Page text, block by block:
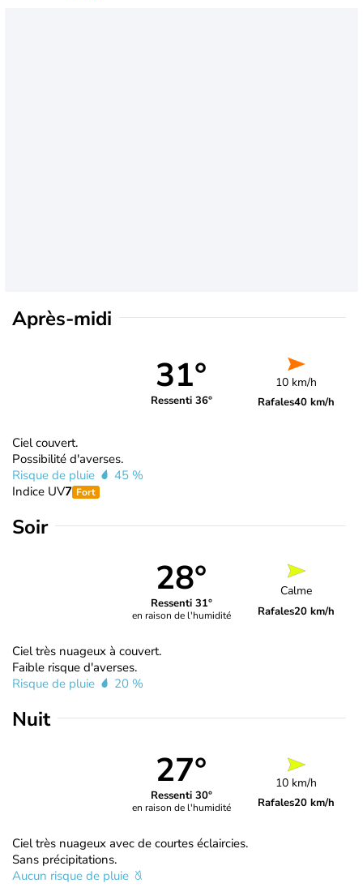
Après-midi
31°
Ressenti 36°
10 km/h
Rafales40 km/h
Ciel couvert.
Possibilité d'averses.
Risque de pluie
45 %
Indice UV7 Fort
Soir
28°
Ressenti 31°
en raison de l'humidité
Calme
Rafales20 km/h
Ciel très nuageux à couvert.
Faible risque d'averses.
Risque de pluie
20 %
Nuit
27°
Ressenti 30°
en raison de l'humidité
10 km/h
Rafales20 km/h
Ciel très nuageux avec de courtes éclaircies.
Sans précipitations.
Aucun risque de pluie